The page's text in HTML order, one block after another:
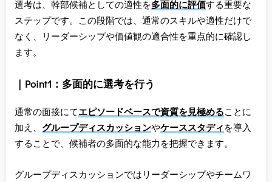
選考は、幹部候補としての適性を多面的に評価する重要な
ステップです。この段階では、通常のスキルや適性だけで
なく、リーダーシップや価値観の適合性を重点的に確認し
ます。
｜Point1：多面的に選考を行う
通常の面接にてエピソードベースで資質を見極めることに
加え、 グループディスカッションやケーススタディを導入
することで、候補者の多面的な能力を把握できます。
グループディスカッションではリーダーシップやチームワ